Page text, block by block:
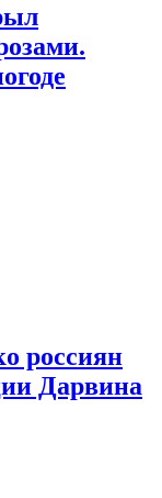
россиян
Дарвина